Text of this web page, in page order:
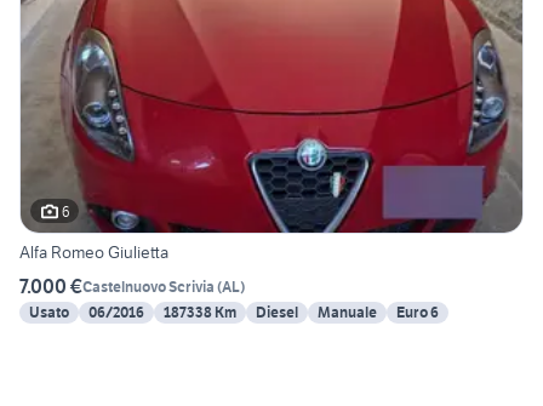
6
Alfa Romeo Giulietta
7.000 €Castelnuovo Scrivia (AL)
Usato
06/2016 187338 Km Diesel Manuale Euro 6